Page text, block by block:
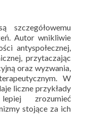
szczegółowemu
Autor wnikliwie
antyspołecznej,
przytaczając
oraz wyzwania,
W
liczne przykłady
zrozumieć
stojące za ich